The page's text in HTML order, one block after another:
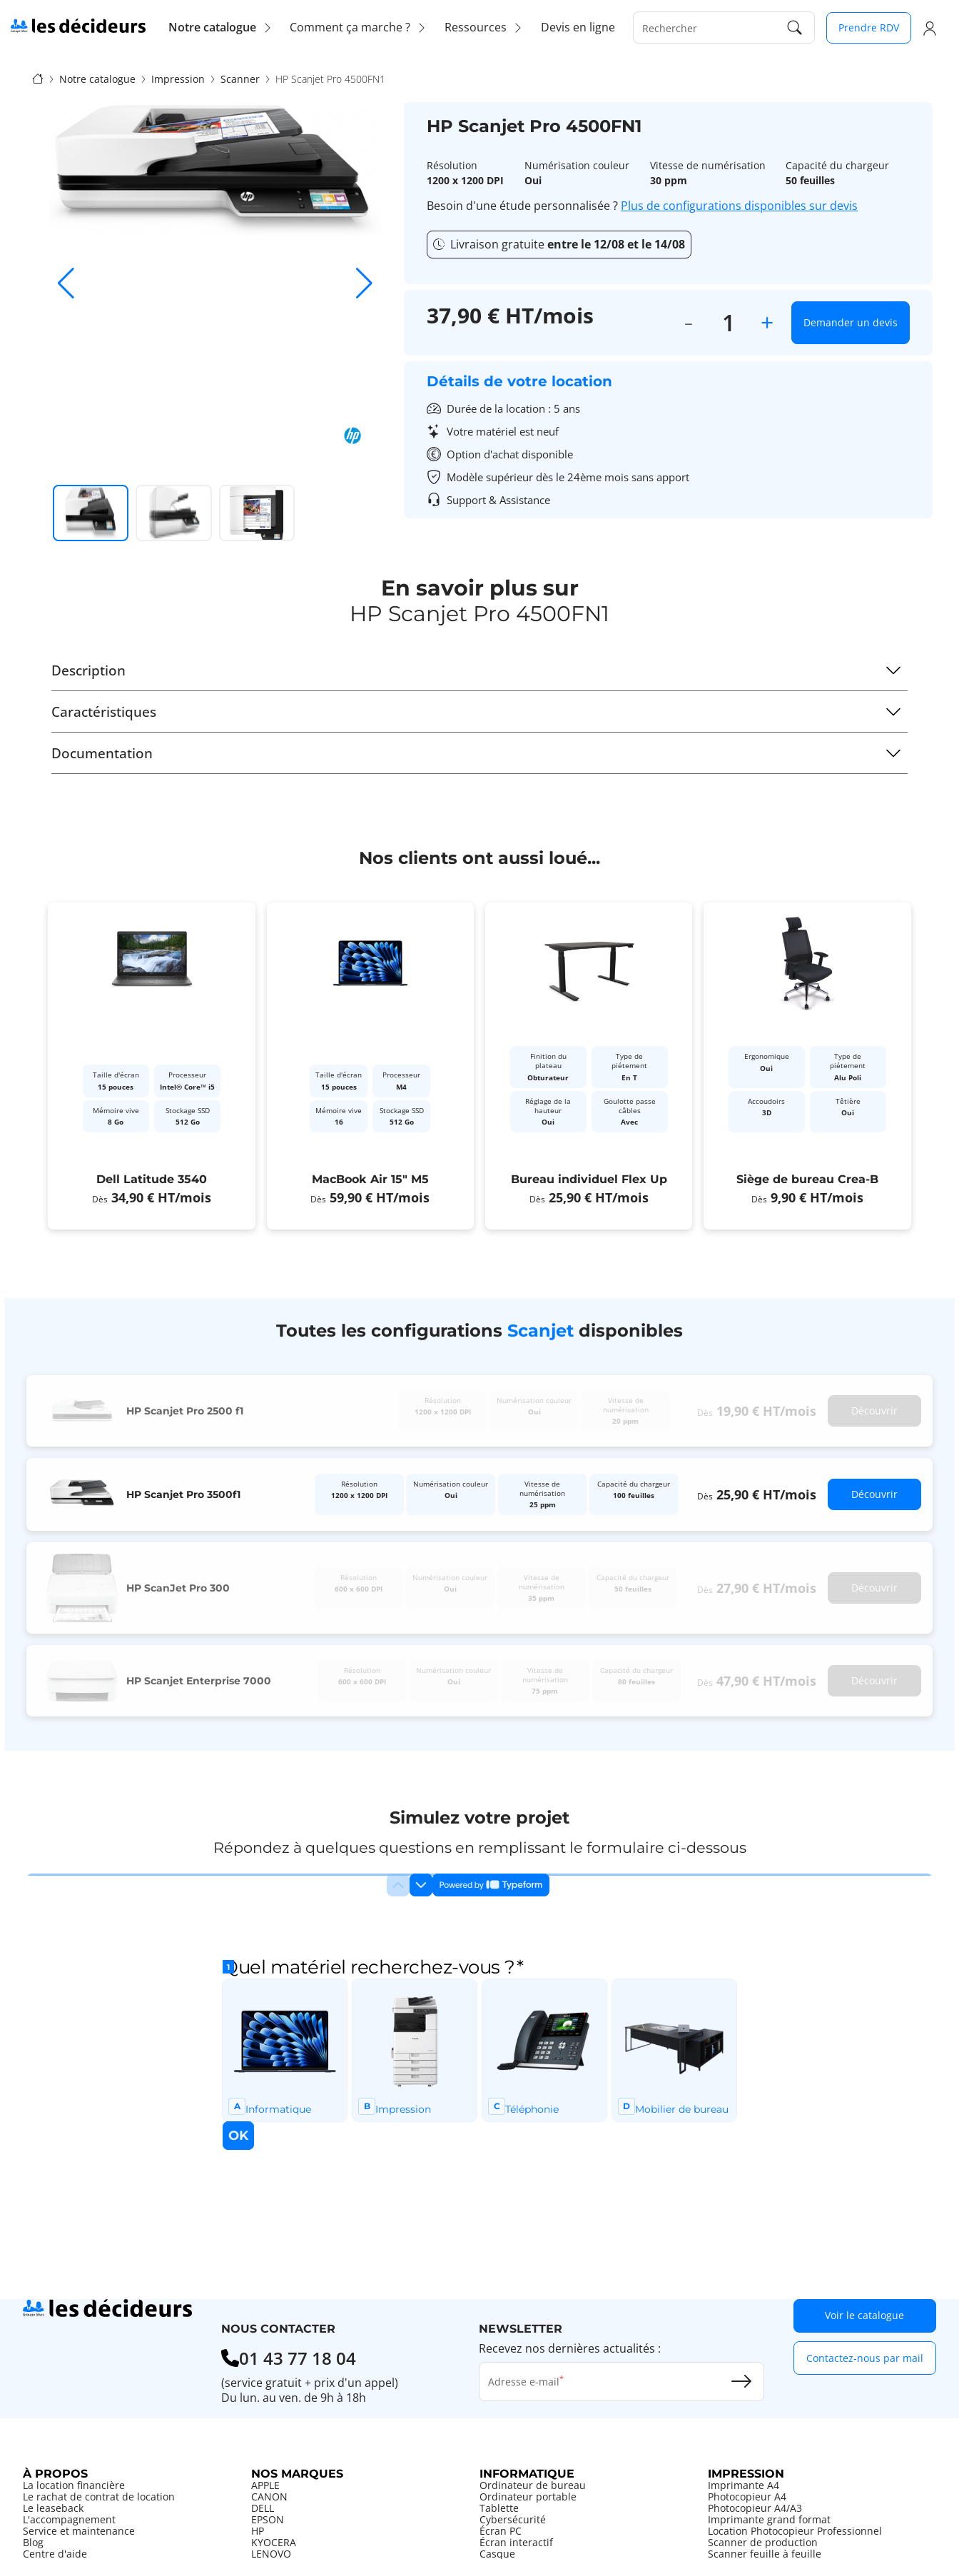
au
contenu
Navigation
(location)
Notre catalogue Comment ça marche ? Ressources Devis en ligne Rechercher Prendre RDV
Fil
Notre catalogue Impression Scanner HP Scanjet Pro 4500FN1
HP Scanjet Pro 4500FN1
Résolution
1200 x 1200 DPI
Numérisation couleur
Oui
Vitesse de numérisation
30 ppm
Capacité du chargeur
50 feuilles
Besoin d'une étude personnalisée ? Plus de configurations disponibles sur devis
Livraison gratuiteentre le 12/08 et le 14/08
37,90 € HT/mois + Demander un devis
Détails de votre location
Durée de la location : 5 ans
Votre matériel est neuf
Option d'achat disponible
Modèle supérieur dès le 24ème mois sans apport
Support & Assistance
En savoir plus sur
HP Scanjet Pro 4500FN1
Description
Caractéristiques
Documentation
Nos clients ont aussi loué...
Taille d'écran
15 pouces
Processeur
Intel® Core™ i5
Mémoire vive
8 Go
Stockage SSD
512 Go
Dell Latitude 3540
Dès 34,90 € HT/mois
Taille d'écran
15 pouces
Processeur
M4
Mémoire vive
16
Stockage SSD
512 Go
MacBook Air 15" M5
Dès 59,90 € HT/mois
Finition du
plateau
Obturateur
Type de
piétement
En T
Réglage de la
hauteur
Oui
Goulotte passe
câbles
Avec
Bureau individuel Flex Up
Dès 25,90 € HT/mois
Ergonomique
Oui
Type de
piétement
Alu Poli
Accoudoirs
3D
Têtière
Oui
Siège de bureau Crea-B
Dès 9,90 € HT/mois
Toutes les configurations Scanjet disponibles
HP Scanjet Pro 2500 f1
Résolution
1200 x 1200 DPI
Numérisation couleur
Oui
Vitesse de
numérisation
20 ppm
Dès 19,90 € HT/mois Découvrir
HP Scanjet Pro 3500f1
Résolution
1200 x 1200 DPI
Numérisation couleur
Oui
Vitesse de
numérisation
25 ppm
Capacité du chargeur
100 feuilles
Dès 25,90 € HT/mois Découvrir
HP ScanJet Pro 300
Résolution
600 x 600 DPI
Numérisation couleur
Oui
Vitesse de
numérisation
35 ppm
Capacité du chargeur
50 feuilles
Dès 27,90 € HT/mois Découvrir
HP Scanjet Enterprise 7000
Résolution
600 x 600 DPI
Numérisation couleur
Oui
Vitesse de
numérisation
75 ppm
Capacité du chargeur
80 feuilles
Dès 47,90 € HT/mois Découvrir
Simulez votre projet
Répondez à quelques questions en remplissant le formulaire ci-dessous
NOUS CONTACTER
01 43 77 18 04
(service gratuit + prix d'un appel)
Du lun. au ven. de 9h à 18h
NEWSLETTER
Recevez nos dernières actualités :
Adresse e-mail
Voir le catalogue
Contactez-nous par mail
À PROPOS
La location financière
Le rachat de contrat de location
Le leaseback
L'accompagnement
Service et maintenance
Blog
Centre d'aide
NOS MARQUES
APPLE
CANON
DELL
EPSON
HP
KYOCERA
LENOVO
INFORMATIQUE
Ordinateur de bureau
Ordinateur portable
Tablette
Cybersécurité
Écran PC
Écran interactif
Casque
IMPRESSION
Imprimante A4
Photocopieur A4
Photocopieur A4/A3
Imprimante grand format
Location Photocopieur Professionnel
Scanner de production
Scanner feuille à feuille